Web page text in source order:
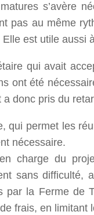
s’avère
pas au même
Elle est utile aussi
qui avait
ont été
a donc pris du
qui permet les
nécessaire.
en charge du
sans difficulté,
par la Ferme de
frais, en limitant